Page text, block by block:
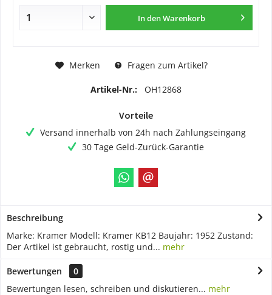
In denWarenkorb
Merken Fragen zum Artikel?
Artikel-Nr.: OH12868
Vorteile
Versand innerhalb von 24h nach Zahlungseingang
30 Tage Geld-Zurück-Garantie
Beschreibung
Marke: Kramer Modell: Kramer KB12 Baujahr: 1952 Zustand:
Der Artikel ist gebraucht, rostig und... mehr
Bewertungen
0
Bewertungen lesen, schreiben und diskutieren... mehr